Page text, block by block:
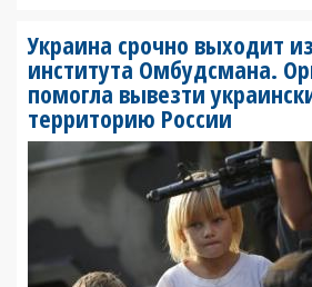
Украина срочно выходит
института Омбудсмана.
помогла вывезти
территорию России